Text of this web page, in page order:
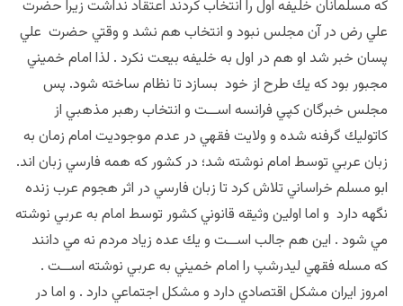
كه مسلمانان خليفه اول را انتخاب كردند اعتقاد نداشت زيرا حضرت
علي رض در آن مجلس نبود و انتخاب هم نشد و وقتي حضرت علي
پسان خبر شد او هم در اول به خليفه بيعت نكرد . لذا امام خميني
مجبور بود كه يك طرح از خود بسازد تا نظام ساخته شود. پس
مجلس خبرگان كپي فرانسه اســت و انتخاب رهبر مذهبي از
كاتوليك گرفنه شده و ولايت فقهي در عدم موجوديت امام زمان به
زبان عربي توسط امام نوشته شد؛ در كشور كه همه فارسي زبان اند.
ابو مسلم خراساني تلاش كرد تا زبان فارسي در اثر هجوم عرب زنده
نگهه دارد و اما اولين وثيقه قانوني كشور توسط امام به عربي نوشته
مي شود . اين هم جالب اســت و يك عده زياد مردم نه مي دانند
كه مسله فقهي ليدرشپ را امام خميني به عربي نوشته اســت .
امروز ايران مشكل اقتصادي دارد و مشكل اجتماعي دارد . و اما در